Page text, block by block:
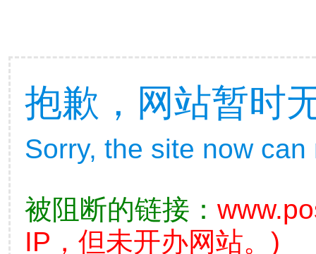
抱歉，网站暂时
Sorry, the site now
被阻断的链接：
IP，但未开办网站。)